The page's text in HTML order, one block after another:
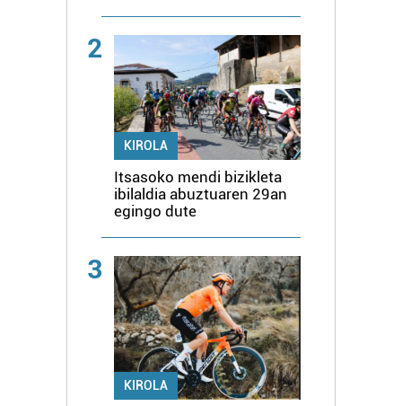
2
KIROLA
Itsasoko mendi bizikleta
ibilaldia abuztuaren 29an
egingo dute
3
KIROLA